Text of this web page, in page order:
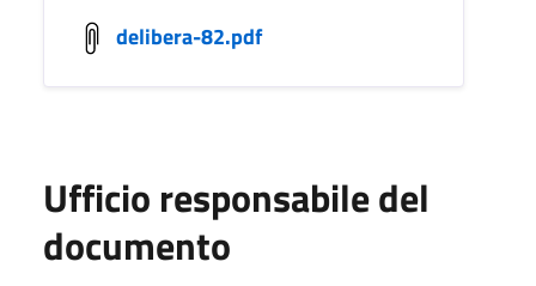
delibera-82.pdf
Ufficio responsabile del
documento